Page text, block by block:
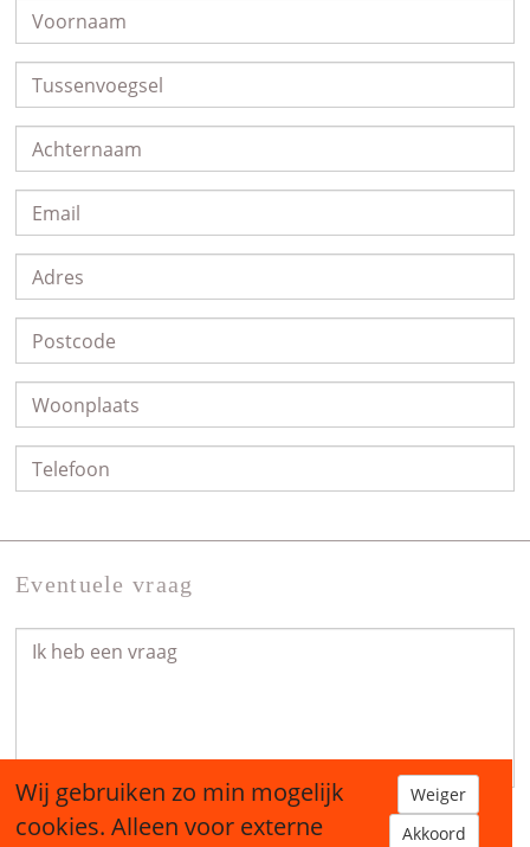
Eventuele vraag
Wij gebruiken zo min mogelijk
cookies. Alleen voor externe
Weiger
Akkoord